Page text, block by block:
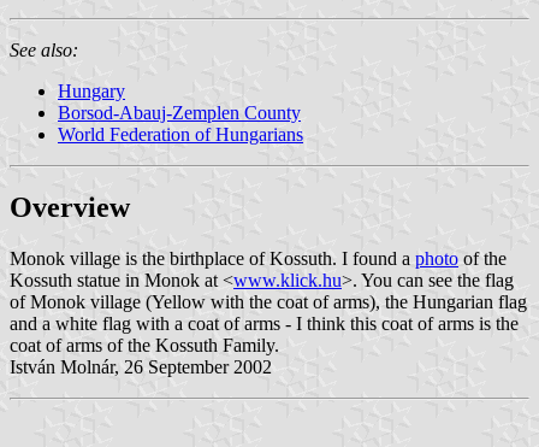
See also:
Hungary
Borsod-Abauj-Zemplen County
World Federation of Hungarians
Overview
Monok village is the birthplace of Kossuth. I found a photo of the
Kossuth statue in Monok at <www.klick.hu>. You can see the flag
of Monok village (Yellow with the coat of arms), the Hungarian flag
and a white flag with a coat of arms - I think this coat of arms is the
coat of arms of the Kossuth Family.
István Molnár, 26 September 2002